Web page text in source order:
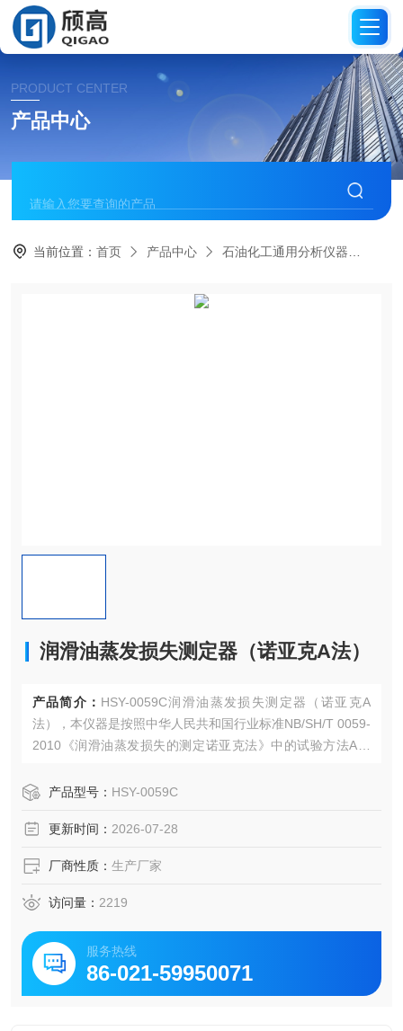
PRODUCT CENTER
产品中心
当前位置：首页 产品中心 石油化工通用分析仪器
润滑油蒸发损失测定器（诺亚克A法）
产品简介： HSY-0059C润滑油蒸发损失测定器（诺亚克A
法），本仪器是按照中华人民共和国行业标准NB/SH/T 0059-
2010《润滑油蒸发损失的测定诺亚克法》中的试验方法A所
油）和润滑油基础油在 250℃时的蒸发损失。
产品型号： HSY-0059C
更新时间： 2026-07-28
厂商性质： 生产厂家
访问量： 2219
服务热线
86-021-59950071